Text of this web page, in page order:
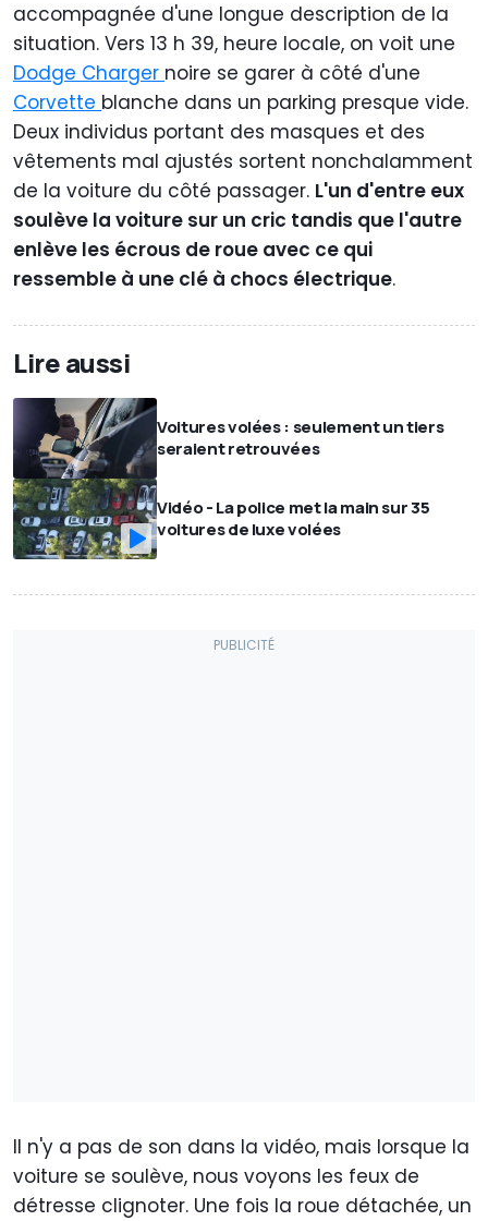
accompagnée d'une longue description de la
situation. Vers 13 h 39, heure locale, on voit une
Dodge Charger noire se garer à côté d'une
Corvette blanche dans un parking presque vide.
Deux individus portant des masques et des
vêtements mal ajustés sortent nonchalamment
de la voiture du côté passager. L'un d'entre eux
soulève la voiture sur un cric tandis que l'autre
enlève les écrous de roue avec ce qui
ressemble à une clé à chocs électrique.
Lire aussi
Voitures volées : seulement un tiers
seraient retrouvées
Vidéo - La police met la main sur 35
voitures de luxe volées
Il n'y a pas de son dans la vidéo, mais lorsque la
voiture se soulève, nous voyons les feux de
détresse clignoter. Une fois la roue détachée, un